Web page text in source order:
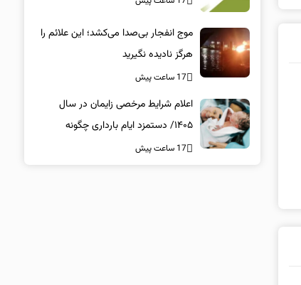
موج انفجار بی‌صدا می‌کشد؛ این علائم را
هرگز نادیده نگیرید
17 ساعت پیش
اعلام شرایط مرخصی زایمان در سال
۱۴۰۵/ دستمزد ایام بارداری چگونه
پرداخت می‌شود؟
17 ساعت پیش